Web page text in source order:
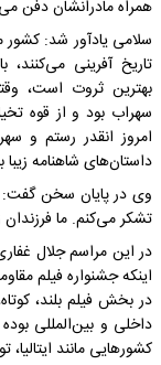
همراه مادرانشان دفن
سلامی یادآور شد: کشور
تاریخ آفرینی
بهترین‌ ثروت است،
سهراب بود و از قوه
امروز انقدر رستم ‌و
داستان‌های شاهنامه
وی در پایان سخن گفت:
تشکر می‌کنم. ما فرزندان
در این مراسم جلال
اینکه جشنواره فیلم
داخلی و بین‌المللی
کشورهایی مانند